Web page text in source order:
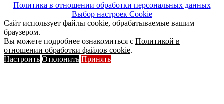
Политика в отношении обработки персональных данных
Выбор настроек Cookie
Сайт использует файлы cookie, обрабатываемые вашим
браузером.
Вы можете подробнее ознакомиться с Политикой в
отношении обработки файлов cookie.
Настроить Отклонить Принять